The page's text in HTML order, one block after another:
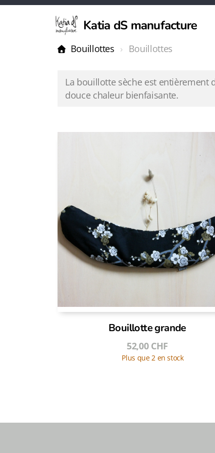
Katia dS manufacture
Bouillottes Bouillottes
La bouillotte sèche est entièrement
douce chaleur bienfaisante.
Bouillotte grande
52,00CHF
Plus que 2 en stock